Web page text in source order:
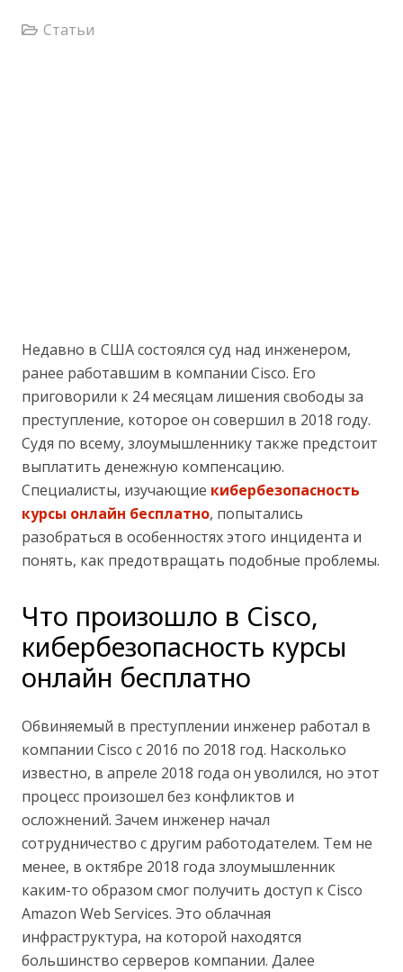
Статьи
Недавно в США состоялся суд над инженером,
ранее работавшим в компании Cisco. Его
приговорили к 24 месяцам лишения свободы за
преступление, которое он совершил в 2018 году.
Судя по всему, злоумышленнику также предстоит
выплатить денежную компенсацию.
Специалисты, изучающие кибербезопасность
курсы онлайн бесплатно, попытались
разобраться в особенностях этого инцидента и
понять, как предотвращать подобные проблемы.
Что произошло в Cisco,
кибербезопасность курсы
онлайн бесплатно
Обвиняемый в преступлении инженер работал в
компании Cisco с 2016 по 2018 год. Насколько
известно, в апреле 2018 года он уволился, но этот
процесс произошел без конфликтов и
осложнений. Зачем инженер начал
сотрудничество с другим работодателем. Тем не
менее, в октябре 2018 года злоумышленник
каким-то образом смог получить доступ к Cisco
Amazon Web Services. Это облачная
инфраструктура, на которой находятся
большинство серверов компании. Далее